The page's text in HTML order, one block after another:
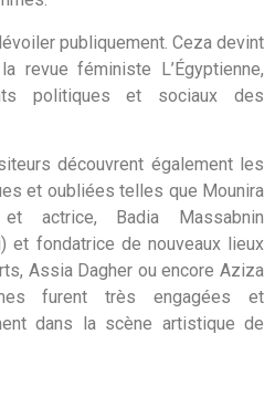
publiquement. Ceza devint
revue féministe L’Égyptienne,
politiques et sociaux des
découvrent également les
et oubliées telles que Mounira
et actrice, Badia Massabnin
et fondatrice de nouveaux lieux
Assia Dagher ou encore Aziza
furent très engagées et
dans la scène artistique de